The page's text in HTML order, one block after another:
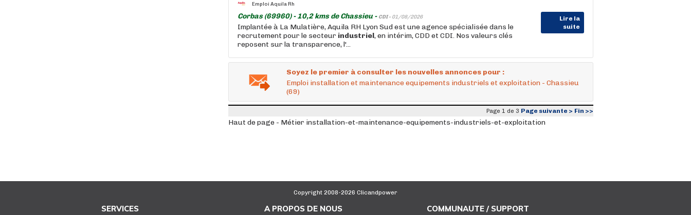
Emploi Aquila Rh
Corbas (69960) - 10,2 kms de Chassieu - CDI - 01/08/2026
Lire la
suite
Implantée à La Mulatière, Aquila RH Lyon Sud est une agence spécialisée dans le
recrutement pour le secteur industriel, en intérim, CDD et CDI. Nos valeurs clés
reposent sur la transparence, l'...
Soyez le premier à consulter les nouvelles annonces pour :
Emploi installation et maintenance equipements industriels et exploitation - Chassieu
(69)
Page 1 de 3 Page suivante > Fin >>
Haut de page - Métier installation-et-maintenance-equipements-industriels-et-exploitation
Copyright 2008-2026 Clicandpower
SERVICES A PROPOS DE NOUS COMMUNAUTE / SUPPORT